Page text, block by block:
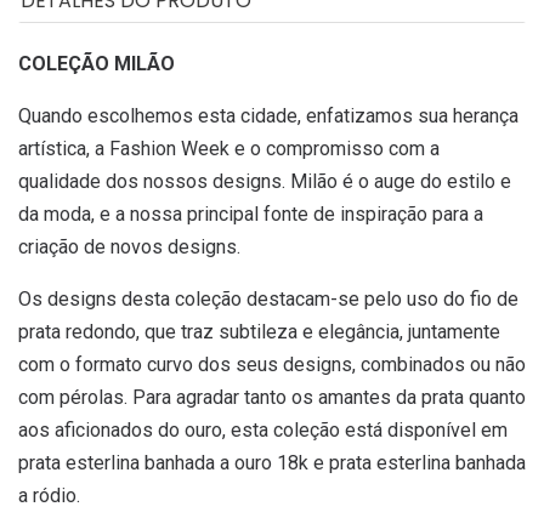
COLEÇÃO MILÃO
Quando escolhemos esta cidade, enfatizamos sua herança
artística, a Fashion Week e o compromisso com a
qualidade dos nossos designs. Milão é o auge do estilo e
da moda, e a nossa principal fonte de inspiração para a
criação de novos designs.
Os designs desta coleção destacam-se pelo uso do fio de
prata redondo, que traz subtileza e elegância, juntamente
com o formato curvo dos seus designs, combinados ou não
com pérolas. Para agradar tanto os amantes da prata quanto
aos aficionados do ouro, esta coleção está disponível em
prata esterlina banhada a ouro 18k e prata esterlina banhada
a ródio.